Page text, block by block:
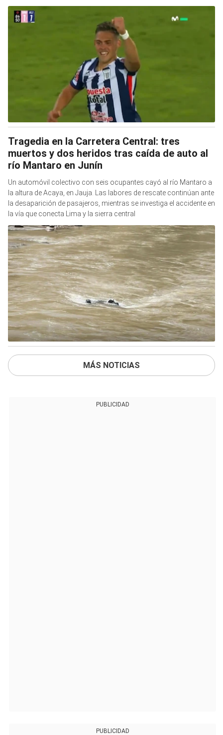
Tragedia en la Carretera Central: tres
muertos y dos heridos tras caída de auto al
río Mantaro en Junín
Un automóvil colectivo con seis ocupantes cayó al río Mantaro a
la altura de Acaya, en Jauja. Las labores de rescate continúan ante
la desaparición de pasajeros, mientras se investiga el accidente en
la vía que conecta Lima y la sierra central
MÁS NOTICIAS
PUBLICIDAD
PUBLICIDAD